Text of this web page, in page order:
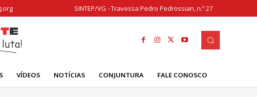
SINTEP/VG - Travessa Pedro Pedrossian, n.º 27
VÍDEOS NOTÍCIAS CONJUNTURA FALE CONOSCO